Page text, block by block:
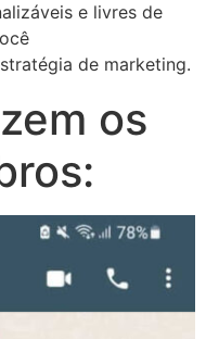
e livres de
de marketing.
os